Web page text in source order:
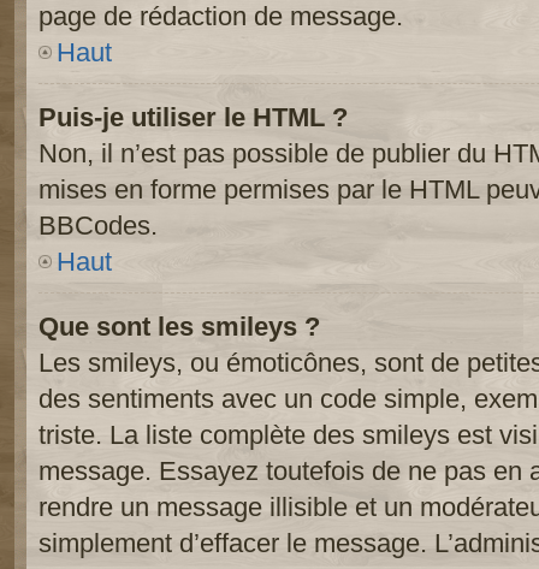
page de rédaction de message.
Haut
Puis-je utiliser le HTML ?
Non, il n’est pas possible de publier du
mises en forme permises par le HTML
BBCodes.
Haut
Que sont les smileys ?
Les smileys, ou émoticônes, sont de
des sentiments avec un code simple,
triste. La liste complète des smileys est
message. Essayez toutefois de ne pas en
rendre un message illisible et un
simplement d’effacer le message.